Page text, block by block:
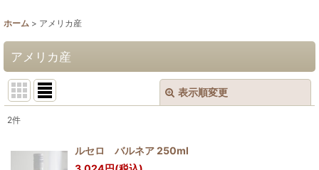
ホーム > アメリカ産
アメリカ産
表示順変更
2件
ルセロ バルネア 250ml